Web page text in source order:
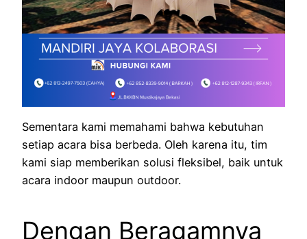
Sementara kami memahami bahwa kebutuhan
setiap acara bisa berbeda. Oleh karena itu, tim
kami siap memberikan solusi fleksibel, baik untuk
acara indoor maupun outdoor.
Dengan Beragamnya